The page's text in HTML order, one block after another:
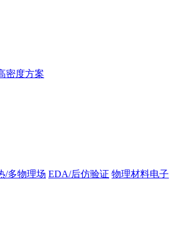
密度方案
/多物理场 EDA/后仿验证 物理材料电子